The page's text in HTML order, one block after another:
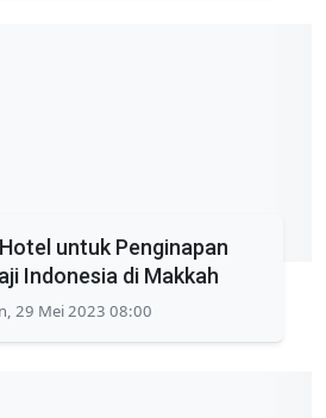
untuk Penginapan
Indonesia di Makkah
29 Mei 2023 08:00